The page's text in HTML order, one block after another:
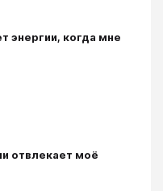
энергии, когда мне
отвлекает моё